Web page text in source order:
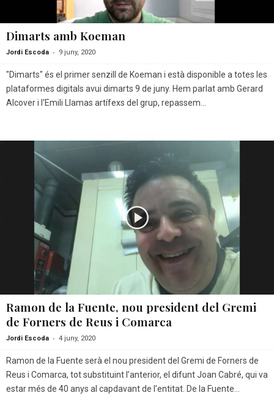
Dimarts amb Koeman
Jordi Escoda - 9 juny, 2020
"Dimarts" és el primer senzill de Koeman i està disponible a totes les
plataformes digitals avui dimarts 9 de juny. Hem parlat amb Gerard
Alcover i l'Emili Llamas artífexs del grup, repassem...
Ramon de la Fuente, nou president del Gremi
de Forners de Reus i Comarca
Jordi Escoda - 4 juny, 2020
Ramon de la Fuente serà el nou president del Gremi de Forners de
Reus i Comarca, tot substituint l’anterior, el difunt Joan Cabré, qui va
estar més de 40 anys al capdavant de l’entitat. De la Fuente...